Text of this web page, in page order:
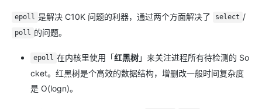
epoll 是解决 C10K 问题的利器，通过两个方面解决了 select /
poll 的问题。
epoll 在内核里使用「红黑树」来关注进程所有待检测的 So
cket。红黑树是个高效的数据结构，增删改一般时间复杂度
是 O(logn)。